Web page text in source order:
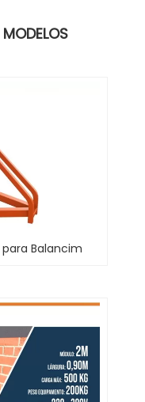
Balancim